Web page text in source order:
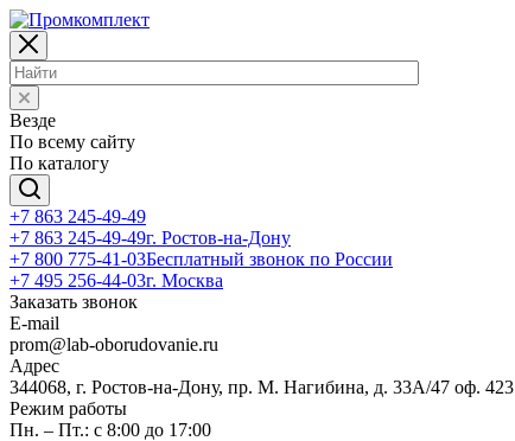
Везде
По всему сайту
По каталогу
+7 863 245-49-49
+7 863 245-49-49г. Ростов-на-Дону
+7 800 775-41-03Бесплатный звонок по России
+7 495 256-44-03г. Москва
Заказать звонок
E-mail
prom@lab-oborudovanie.ru
Адрес
344068, г. Ростов-на-Дону, пр. М. Нагибина, д. 33А/47 оф. 423
Режим работы
Пн. – Пт.: с 8:00 до 17:00